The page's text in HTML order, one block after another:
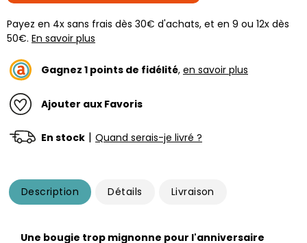
Payez en 4x sans frais dès 30€ d'achats, et en 9 ou 12x dès
50€. En savoir plus
Gagnez 1 points de fidélité, en savoir plus
Ajouter aux Favoris
En stock | Quand serais-je livré ?
Description Détails Livraison
Une bougie trop mignonne pour l'anniversaire